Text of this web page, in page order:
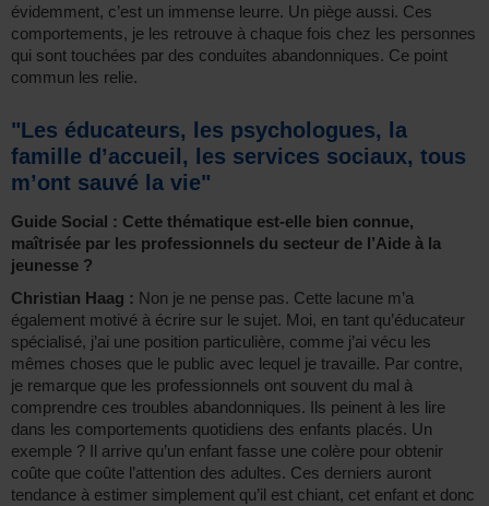
évidemment, c’est un immense leurre. Un piège aussi. Ces
comportements, je les retrouve à chaque fois chez les personnes
qui sont touchées par des conduites abandonniques. Ce point
commun les relie.
"Les éducateurs, les psychologues, la
famille d’accueil, les services sociaux, tous
m’ont sauvé la vie"
Guide Social : Cette thématique est-elle bien connue,
maîtrisée par les professionnels du secteur de l’Aide à la
jeunesse ?
Christian Haag : Non je ne pense pas. Cette lacune m’a
également motivé à écrire sur le sujet. Moi, en tant qu’éducateur
spécialisé, j’ai une position particulière, comme j’ai vécu les
mêmes choses que le public avec lequel je travaille. Par contre,
je remarque que les professionnels ont souvent du mal à
comprendre ces troubles abandonniques. Ils peinent à les lire
dans les comportements quotidiens des enfants placés. Un
exemple ? Il arrive qu’un enfant fasse une colère pour obtenir
coûte que coûte l’attention des adultes. Ces derniers auront
tendance à estimer simplement qu’il est chiant, cet enfant et donc